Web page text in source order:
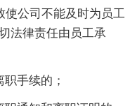
使公司不能及时为员工
法律责任由员工承
手续的；